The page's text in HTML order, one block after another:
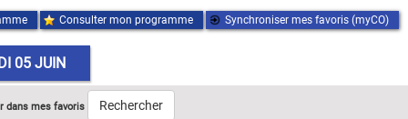
Consulter mon programme Synchroniser mes favoris (myCO)
05 JUIN
dans mes favoris Rechercher